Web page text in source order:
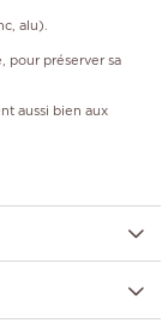
alu).
pour préserver sa
aussi bien aux